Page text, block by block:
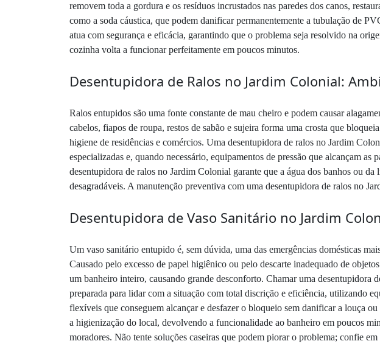
removem toda a gordura e os resíduos incrustados nas paredes dos canos,
como a soda cáustica, que podem danificar permanentemente a tubulação de
atua com segurança e eficácia, garantindo que o problema seja resolvido na
cozinha volta a funcionar perfeitamente em poucos minutos.
Desentupidora de Ralos no Jardim Colonial:
Ralos entupidos são uma fonte constante de mau cheiro e podem causar
cabelos, fiapos de roupa, restos de sabão e sujeira forma uma crosta que
higiene de residências e comércios. Uma desentupidora de ralos no Jardim
especializadas e, quando necessário, equipamentos de pressão que alcançam
desentupidora de ralos no Jardim Colonial garante que a água dos banhos ou
desagradáveis. A manutenção preventiva com uma desentupidora de ralos no
Desentupidora de Vaso Sanitário no Jardim
Um vaso sanitário entupido é, sem dúvida, uma das emergências domésticas
Causado pelo excesso de papel higiênico ou pelo descarte inadequado de
um banheiro inteiro, causando grande desconforto. Chamar uma desentupidora
preparada para lidar com a situação com total discrição e eficiência, utilizando
flexíveis que conseguem alcançar e desfazer o bloqueio sem danificar a louça
a higienização do local, devolvendo a funcionalidade ao banheiro em poucos
moradores. Não tente soluções caseiras que podem piorar o problema; confie